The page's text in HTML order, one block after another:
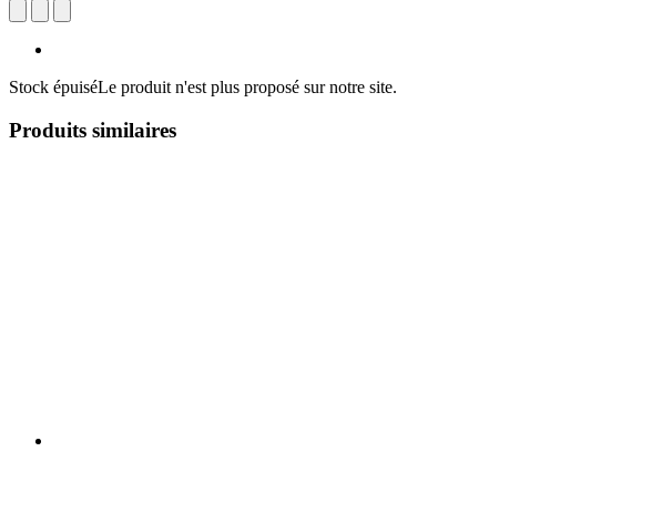
Stock épuiséLe produit n'est plus proposé sur notre site.
Produits similaires